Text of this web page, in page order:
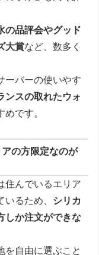
の品評会やグッド
大賞など、数多く
ーバーの使いやす
ンスの取れたウォ
です。
の方限定なのが
住んでいるエリア
るため、 シリカ
しか注文ができな
を自由に選ぶこと